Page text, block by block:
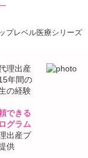
理出産
年間の
の経験
できる
グラム
出産プ
供